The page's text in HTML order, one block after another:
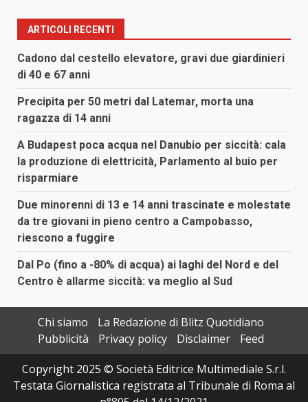
ARTICOLI RECENTI
Cadono dal cestello elevatore, gravi due giardinieri
di 40 e 67 anni
Precipita per 50 metri dal Latemar, morta una
ragazza di 14 anni
A Budapest poca acqua nel Danubio per siccità: cala
la produzione di elettricità, Parlamento al buio per
risparmiare
Due minorenni di 13 e 14 anni trascinate e molestate
da tre giovani in pieno centro a Campobasso,
riescono a fuggire
Dal Po (fino a -80% di acqua) ai laghi del Nord e del
Centro è allarme siccità: va meglio al Sud
Chi siamo
La Redazione di Blitz Quotidiano
Pubblicità
Privacy policy Disclaimer
Feed
Copyright 2025 © Società Editrice Multimediale S.r.l.
Testata Giornalistica registrata al Tribunale di Roma al